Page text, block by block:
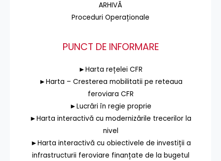
ARHIVĂ
Proceduri Operaționale
PUNCT DE INFORMARE
►Harta rețelei CFR
►Harta – Cresterea mobilitatii pe reteaua
feroviara CFR
►Lucrări în regie proprie
►Harta interactivă cu modernizările trecerilor la
nivel
►Harta interactivă cu obiectivele de investiții a
infrastructurii feroviare finanțate de la bugetul